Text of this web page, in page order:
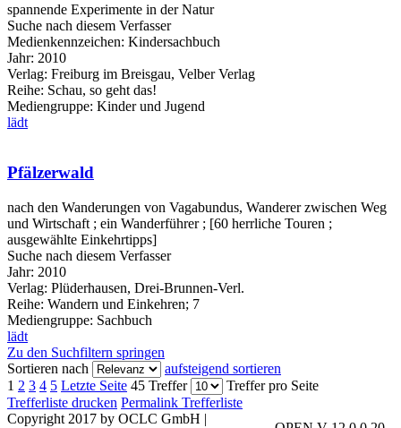
spannende Experimente in der Natur
Suche nach diesem Verfasser
Medienkennzeichen: Kindersachbuch
Jahr: 2010
Verlag: Freiburg im Breisgau, Velber Verlag
Reihe: Schau, so geht das!
Mediengruppe: Kinder und Jugend
lädt
Pfälzerwald
nach den Wanderungen von Vagabundus, Wanderer zwischen Weg
und Wirtschaft ; ein Wanderführer ; [60 herrliche Touren ;
ausgewählte Einkehrtipps]
Suche nach diesem Verfasser
Jahr: 2010
Verlag: Plüderhausen, Drei-Brunnen-Verl.
Reihe: Wandern und Einkehren; 7
Mediengruppe: Sachbuch
lädt
Zu den Suchfiltern springen
Sortieren nach
aufsteigend sortieren
1 2 3 4 5 Letzte Seite 45 Treffer
Treffer pro Seite
Trefferliste drucken Permalink Trefferliste
Copyright 2017 by OCLC GmbH |